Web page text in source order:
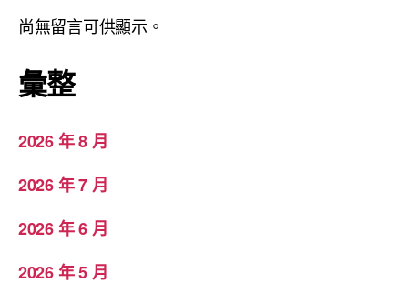
尚無留言可供顯示。
彙整
2026 年 8 月
2026 年 7 月
2026 年 6 月
2026 年 5 月